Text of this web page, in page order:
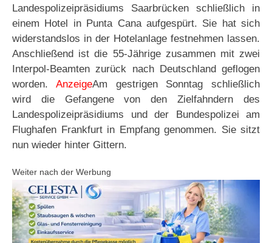
Landespolizeipräsidiums Saarbrücken schließlich in
einem Hotel in Punta Cana aufgespürt. Sie hat sich
widerstandslos in der Hotelanlage festnehmen lassen.
Anschließend ist die 55-Jährige zusammen mit zwei
Interpol-Beamten zurück nach Deutschland geflogen
worden. AnzeigeAm gestrigen Sonntag schließlich
wird die Gefangene von den Zielfahndern des
Landespolizeipräsidiums und der Bundespolizei am
Flughafen Frankfurt in Empfang genommen. Sie sitzt
nun wieder hinter Gittern.
Weiter nach der Werbung